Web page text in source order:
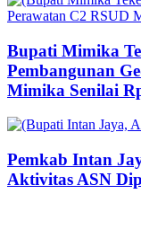
Bupati Mimika
Pembangunan
Mimika Senilai
Pemkab Intan
Aktivitas ASN